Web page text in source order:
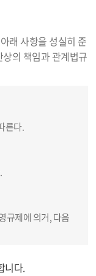
래 사항을 성실히 준
의 책임과 관계법규
른다.
규제에 의거, 다음
니다.